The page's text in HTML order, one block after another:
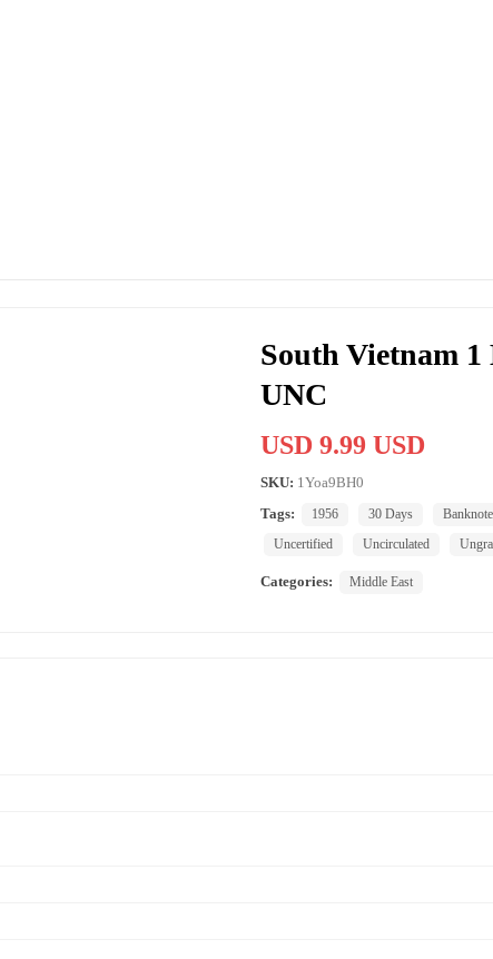
South Vietnam 1
UNC
USD 9.99 USD
SKU: 1Yoa9BH0
Tags:
1956 30 Days
Uncertified
Uncirculated
Categories: Middle East